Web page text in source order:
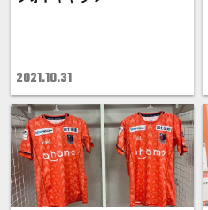
2021.10.31